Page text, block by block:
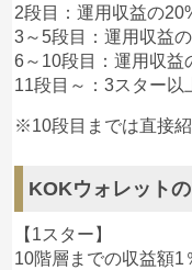
2段目：運用収益の
3～5段目：運用収益
6～10段目：運用収益
11段目～：3スター以
※10段目までは直接紹
KOKウォレット
【1スター】
10階層までの収益額1